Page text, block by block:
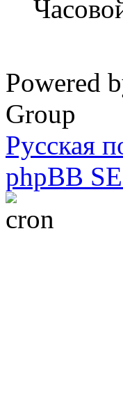
Powered
Group
Русская
phpBB